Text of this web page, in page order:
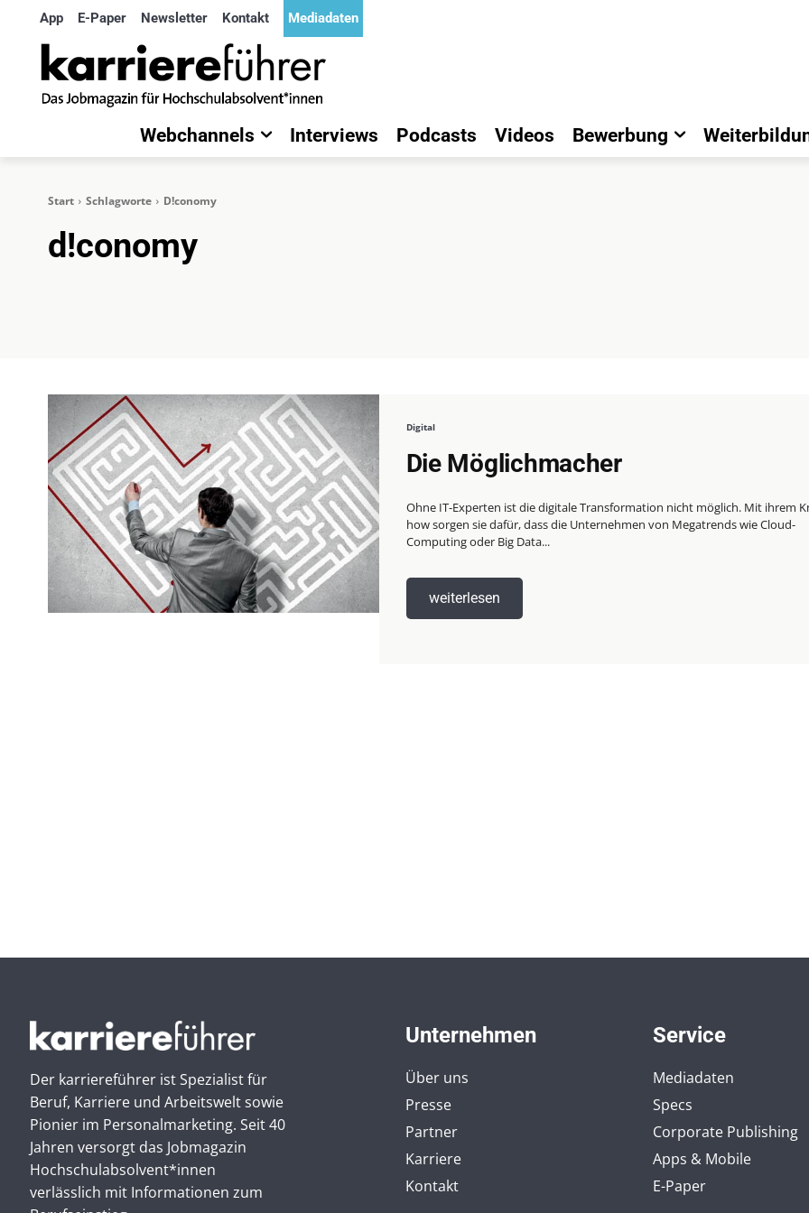
App E-Paper Newsletter Kontakt Mediadaten
Webchannels Interviews Podcasts Videos Bewerbung
Start Schlagworte D!conomy
d!conomy
Digital
Die Möglichmacher
Ohne IT-Experten ist die digitale Transformation nicht möglich. Mit ihrem
how sorgen sie dafür, dass die Unternehmen von Megatrends wie Cloud-
Computing oder Big Data...
weiterlesen
Der karriereführer ist Spezialist für
Beruf, Karriere und Arbeitswelt sowie
Pionier im Personal­marketing. Seit 40
Jahren versorgt das Jobmagazin
Hochschul­absolvent*innen
verlässlich mit Informationen zum
Unternehmen
Über uns
Presse
Partner
Karriere
Kontakt
Service
Mediadaten
Specs
Corporate Publishing
Apps & Mobile
E-Paper